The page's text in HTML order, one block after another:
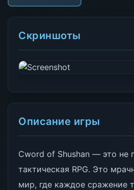
Скриншоты
Описание игры
Сword of Shushan — это не
тактическая RPG. Это
мир, где каждое сражение